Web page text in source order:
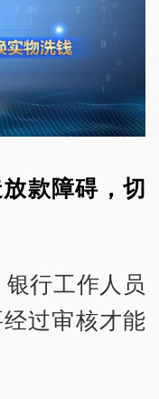
款障碍，切
银行工作人员
过审核才能